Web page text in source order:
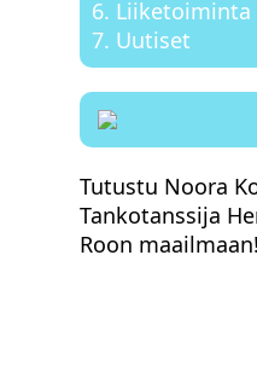
Liiketoiminta
Uutiset
Tutustu Noora
Tankotanssija
Roon maailmaan!